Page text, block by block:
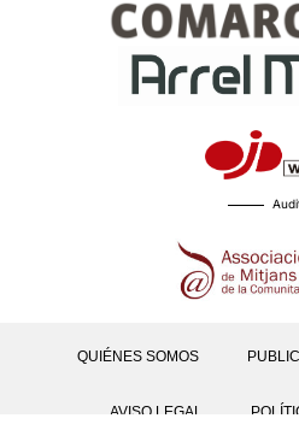
QUIÉNES SOMOS
AVISO LEGAL